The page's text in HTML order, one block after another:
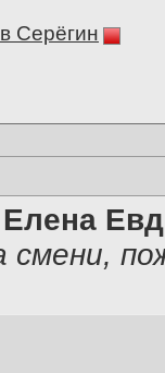
Серёгин
Елена